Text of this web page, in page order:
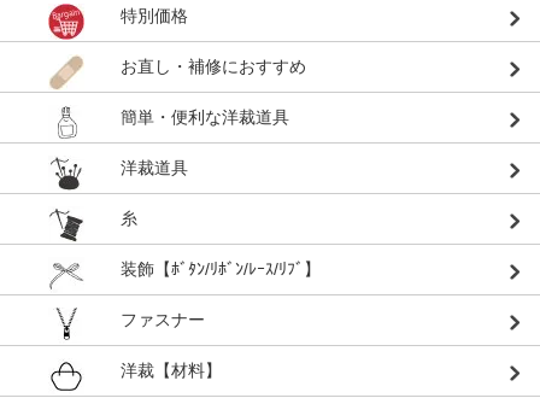
特別価格
お直し・補修におすすめ
簡単・便利な洋裁道具
洋裁道具
糸
装飾【ﾎﾞﾀﾝ/ﾘﾎﾞﾝ/ﾚｰｽ/ﾘﾌﾞ】
ファスナー
洋裁【材料】